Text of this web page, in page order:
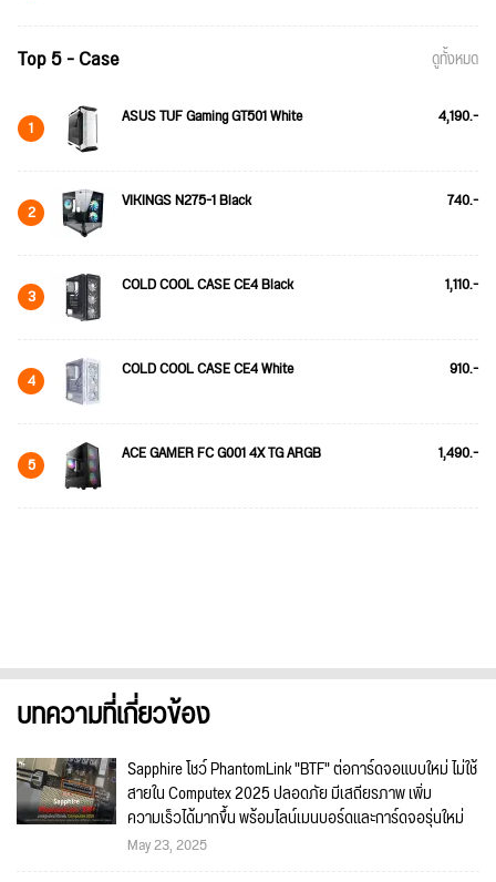
Top 5 - Case ดูทั้งหมด
1 ASUS TUF Gaming GT501 White 4,190.-
2 VIKINGS N275-1 Black 740.-
3 COLD COOL CASE CE4 Black 1,110.-
4 COLD COOL CASE CE4 White 910.-
5 ACE GAMER FC G001 4X TG ARGB 1,490.-
บทความที่เกี่ยวข้อง
Sapphire โชว์ PhantomLink "BTF" ต่อการ์ดจอแบบใหม่ ไม่ใช้
สายใน Computex 2025 ปลอดภัย มีเสถียรภาพ เพิ่ม
ความเร็วได้มากขึ้น พร้อมไลน์เมนบอร์ดและการ์ดจอรุ่นใหม่
May 23, 2025